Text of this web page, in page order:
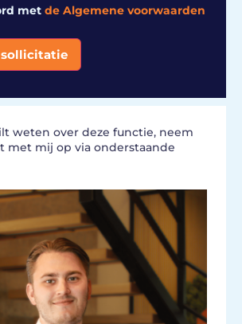
met de Algemene voorwaarden
sollicitatie
weten over deze functie, neem
met mij op via onderstaande